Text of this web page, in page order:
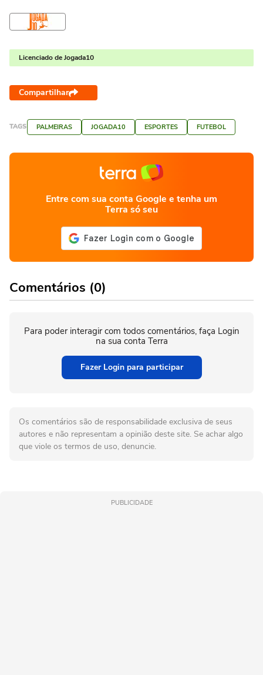
Licenciado de Jogada10
Compartilhar
TAGS PALMEIRAS JOGADA10 ESPORTES FUTEBOL
Entre com sua conta Google e tenha um
Terra só seu
Comentários (0)
Para poder interagir com todos comentários, faça Login
na sua conta Terra
Fazer Login para participar
Os comentários são de responsabilidade exclusiva de seus
autores e não representam a opinião deste site. Se achar algo
que viole os termos de uso, denuncie.
PUBLICIDADE